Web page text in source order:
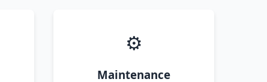
⚙️
Maintenance